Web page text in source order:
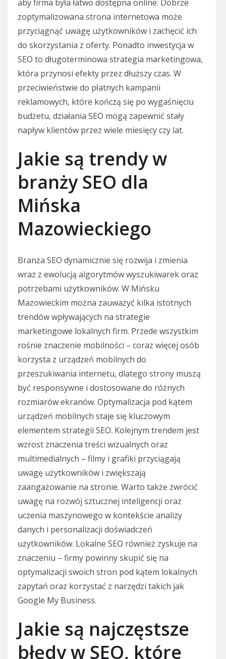
aby firma była łatwo dostępna online. Dobrze
zoptymalizowana strona internetowa może
przyciągnąć uwagę użytkowników i zachęcić ich
do skorzystania z oferty. Ponadto inwestycja w
SEO to długoterminowa strategia marketingowa,
która przynosi efekty przez dłuższy czas. W
przeciwieństwie do płatnych kampanii
reklamowych, które kończą się po wygaśnięciu
budżetu, działania SEO mogą zapewnić stały
napływ klientów przez wiele miesięcy czy lat.
Jakie są trendy w
branży SEO dla
Mińska
Mazowieckiego
Branża SEO dynamicznie się rozwija i zmienia
wraz z ewolucją algorytmów wyszukiwarek oraz
potrzebami użytkowników. W Mińsku
Mazowieckim można zauważyć kilka istotnych
trendów wpływających na strategie
marketingowe lokalnych firm. Przede wszystkim
rośnie znaczenie mobilności – coraz więcej osób
korzysta z urządzeń mobilnych do
przeszukiwania internetu, dlatego strony muszą
być responsywne i dostosowane do różnych
rozmiarów ekranów. Optymalizacja pod kątem
urządzeń mobilnych staje się kluczowym
elementem strategii SEO. Kolejnym trendem jest
wzrost znaczenia treści wizualnych oraz
multimedialnych – filmy i grafiki przyciągają
uwagę użytkowników i zwiększają
zaangażowanie na stronie. Warto także zwrócić
uwagę na rozwój sztucznej inteligencji oraz
uczenia maszynowego w kontekście analizy
danych i personalizacji doświadczeń
użytkowników. Lokalne SEO również zyskuje na
znaczeniu – firmy powinny skupić się na
optymalizacji swoich stron pod kątem lokalnych
zapytań oraz korzystać z narzędzi takich jak
Google My Business.
Jakie są najczęstsze
błędy w SEO, które